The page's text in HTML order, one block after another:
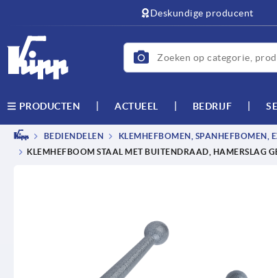
Deskundige producent
PRODUCTEN ACTUEEL BEDRIJF
BEDIENDELEN KLEMHEFBOMEN, SPANHEFBOMEN,
KLEMHEFBOOM STAAL MET BUITENDRAAD, HAMERSLAG